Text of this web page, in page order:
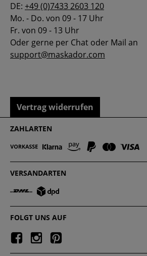
DE: +49 (0)7433 2603 120
Mo. - Do. von 09 - 17 Uhr
Fr. von 09 - 13 Uhr
Oder gerne per Chat oder Mail an
support@maskador.com
Vertrag widerrufen
ZAHLARTEN
VERSANDARTEN
FOLGT UNS AUF